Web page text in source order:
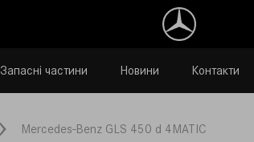
Запасні частини Новини Контакти
Mercedes-Benz GLS 450 d 4MATIC